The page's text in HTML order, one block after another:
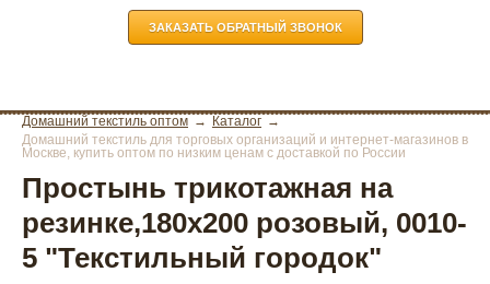
ЗАКАЗАТЬ ОБРАТНЫЙ ЗВОНОК
Домашний текстиль оптом
Каталог
Домашний текстиль для торговых организаций и интернет-магазинов в
Москве, купить оптом по низким ценам с доставкой по России
Простынь трикотажная на
резинке,180х200 розовый, 0010-
5 "Текстильный городок"